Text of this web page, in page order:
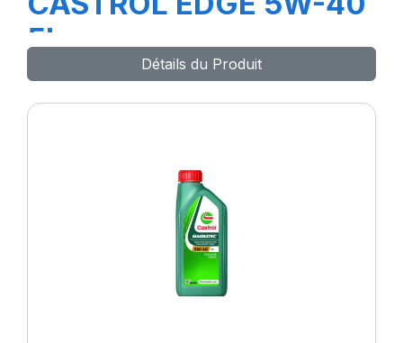
5L
Détails du Produit